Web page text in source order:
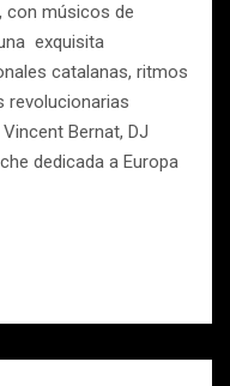
con músicos de
exquisita
catalanas, ritmos
revolucionarias
Bernat, DJ
dedicada a Europa